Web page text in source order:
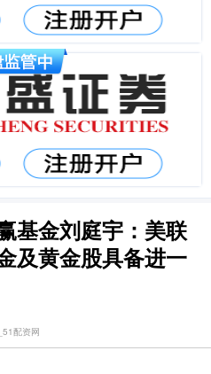
基金刘庭宇：美联
及黄金股具备进一
配资网